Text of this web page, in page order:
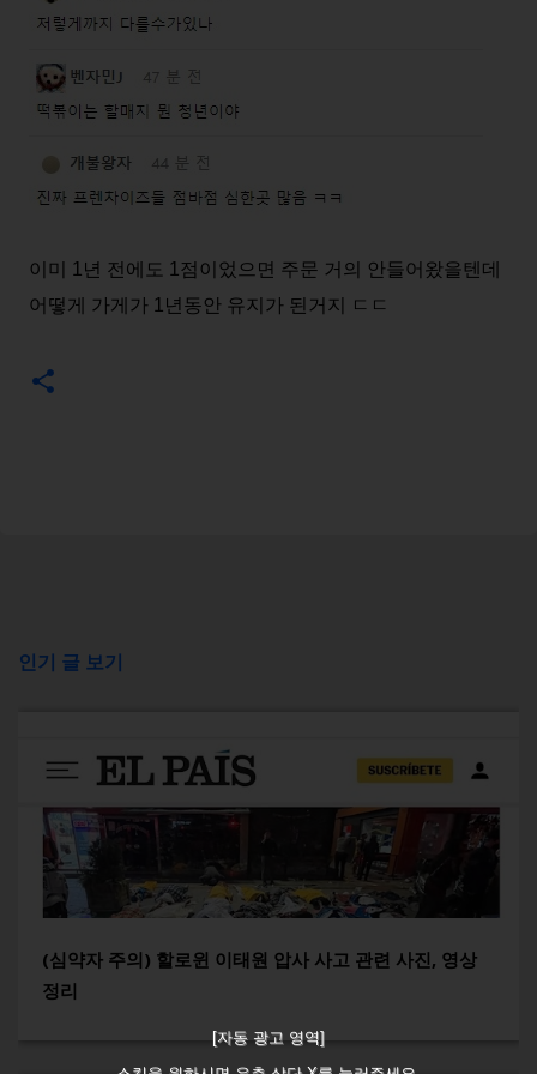
이미 1년 전에도 1점이었으면 주문 거의 안들어왔을텐데
어떻게 가게가 1년동안 유지가 된거지 ㄷㄷ
[자동 광고 영역]
인기 글 보기
(심약자 주의) 할로윈 이태원 압사 사고 관련 사진, 영상
정리